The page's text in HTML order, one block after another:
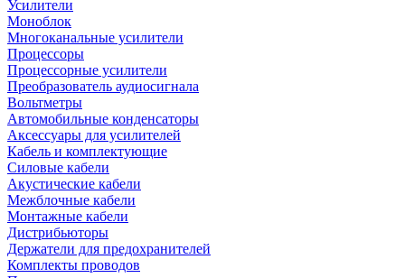
Усилители
Моноблок
Многоканальные усилители
Процессоры
Процессорные усилители
Преобразователь аудиосигнала
Вольтметры
Автомобильные конденсаторы
Аксессуары для усилителей
Кабель и комплектующие
Силовые кабели
Акустические кабели
Межблочные кабели
Монтажные кабели
Дистрибьюторы
Держатели для предохранителей
Комплекты проводов